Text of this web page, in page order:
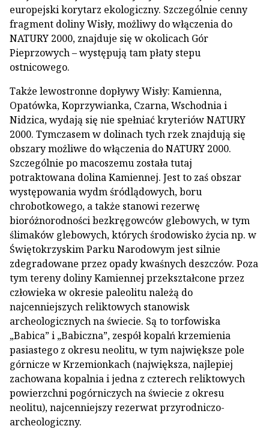
europejski korytarz ekologiczny. Szczególnie cenny
fragment doliny Wisły, możliwy do włączenia do
NATURY 2000, znajduje się w okolicach Gór
Pieprzowych – występują tam płaty stepu
ostnicowego.
Także lewostronne dopływy Wisły: Kamienna,
Opatówka, Koprzywianka, Czarna, Wschodnia i
Nidzica, wydają się nie spełniać kryteriów NATURY
2000. Tymczasem w dolinach tych rzek znajdują się
obszary możliwe do włączenia do NATURY 2000.
Szczególnie po macoszemu została tutaj
potraktowana dolina Kamiennej. Jest to zaś obszar
występowania wydm śródlądowych, boru
chrobotkowego, a także stanowi rezerwę
bioróżnorodności bezkręgowców glebowych, w tym
ślimaków glebowych, których środowisko życia np. w
Świętokrzyskim Parku Narodowym jest silnie
zdegradowane przez opady kwaśnych deszczów. Poza
tym tereny doliny Kamiennej przekształcone przez
człowieka w okresie paleolitu należą do
najcenniejszych reliktowych stanowisk
archeologicznych na świecie. Są to torfowiska
„Babica” i „Babiczna”, zespół kopalń krzemienia
pasiastego z okresu neolitu, w tym największe pole
górnicze w Krzemionkach (największa, najlepiej
zachowana kopalnia i jedna z czterech reliktowych
powierzchni pogórniczych na świecie z okresu
neolitu), najcenniejszy rezerwat przyrodniczo-
archeologiczny.